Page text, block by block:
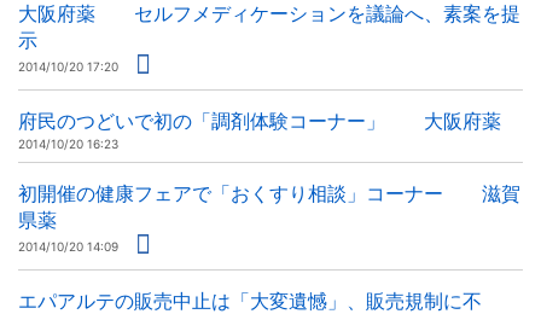
大阪府薬 セルフメディケーションを議論へ、素案を提
示
2014/10/20 17:20
府民のつどいで初の「調剤体験コーナー」 大阪府薬
2014/10/20 16:23
初開催の健康フェアで「おくすり相談」コーナー 滋賀
県薬
2014/10/20 14:09
エパアルテの販売中止は「大変遺憾」、販売規制に不